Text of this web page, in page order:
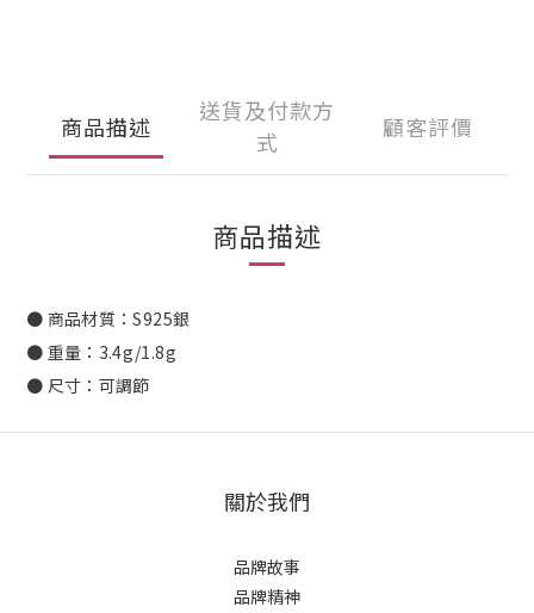
商品描述
送貨及付款方
式
顧客評價
商品描述
● 商品材質：S925銀
● 重量：3.4g/1.8g
● 尺寸： 可調節
關於我們
品牌故事
品牌精神